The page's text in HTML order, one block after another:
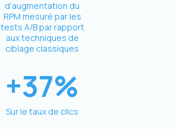
d’augmentation du
RPM mesuré par les
tests A/B par rapport
aux techniques de
ciblage classiques
+37%
Sur le taux de clics